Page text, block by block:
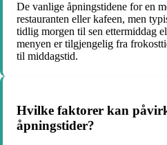
De vanlige åpningstidene for en
restauranten eller kafeen, men
tidlig morgen til sen ettermiddag
menyen er tilgjengelig fra
til middagstid.
Hvilke faktorer kan
åpningstider?